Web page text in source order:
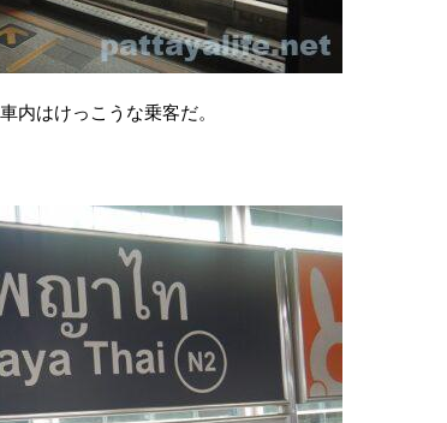
内はけっこうな乗客だ。